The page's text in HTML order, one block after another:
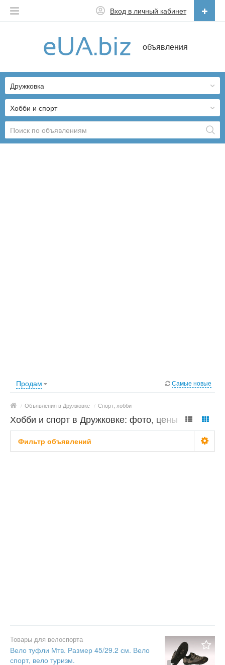
объявления
Вход в личный кабинет
Українська
Хобби и спорт
Дружковка
Продам Самые новые
/ Объявления в Дружковке / Спорт, хобби
Хобби и спорт в Дружковке: фото, цены
Фильтр объявлений
Товары для велоспорта
Вело туфли Мтв. Размер 45/29.2 см. Вело
спорт, вело туризм.